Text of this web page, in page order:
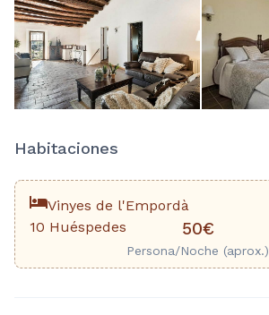
Habitaciones
Vinyes de l'Empordà
10 Huéspedes
50€
Persona/Noche (aprox.)